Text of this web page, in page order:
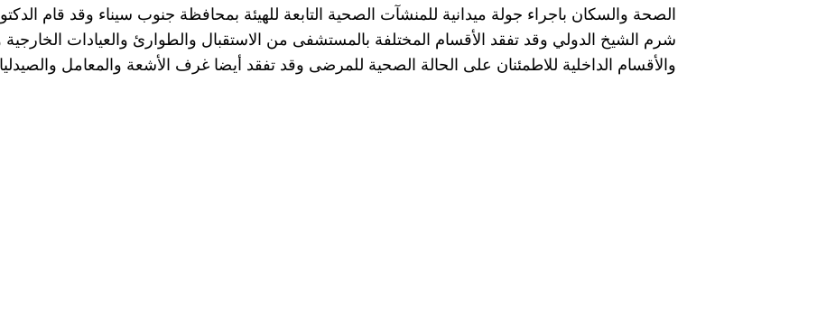
الصحة والسكان باجراء جولة ميدانية للمنشآت الصحية التابعة للهيئة بمحافظة جنوب سيناء وقد قام
شرم الشيخ الدولي وقد تفقد الأقسام المختلفة بالمستشفى من الاستقبال والطوارئ والعيادات
والأقسام الداخلية للاطمئنان على الحالة الصحية للمرضى وقد تفقد أيضا غرف الأشعة والمعامل